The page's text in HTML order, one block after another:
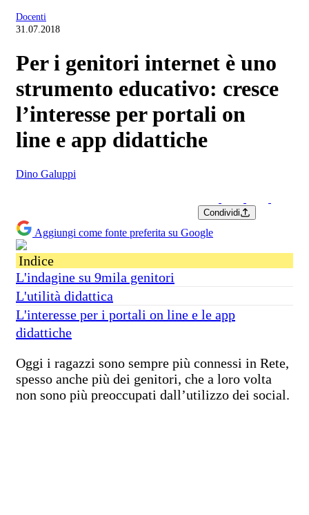
Docenti
31.07.2018
Per i genitori internet è uno
strumento educativo: cresce
l’interesse per portali on
line e app didattiche
Dino Galuppi
Condividi
Aggiungi come fonte preferita su Google
Indice
L'indagine su 9mila genitori
L'utilità didattica
L'interesse per i portali on line e le app
didattiche
Oggi i ragazzi sono sempre più connessi in Rete,
spesso anche più dei genitori, che a loro volta
non sono più preoccupati dall’utilizzo dei social.